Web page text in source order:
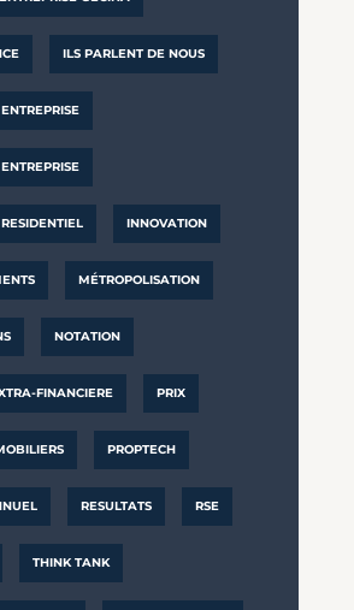
ILS PARLENT DE NOUS
INNOVATION
MÉTROPOLISATION
NOTATION
FINANCIERE PRIX
PROPTECH
RESULTATS RSE
THINK TANK